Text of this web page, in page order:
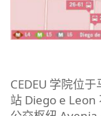
CEDEU 学院位
站 Diego e Leon